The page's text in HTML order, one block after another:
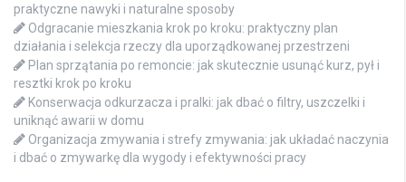
praktyczne nawyki i naturalne sposoby
Odgracanie mieszkania krok po kroku: praktyczny plan
działania i selekcja rzeczy dla uporządkowanej przestrzeni
Plan sprzątania po remoncie: jak skutecznie usunąć kurz, pył i
resztki krok po kroku
Konserwacja odkurzacza i pralki: jak dbać o filtry, uszczelki i
uniknąć awarii w domu
Organizacja zmywania i strefy zmywania: jak układać naczynia
i dbać o zmywarkę dla wygody i efektywności pracy